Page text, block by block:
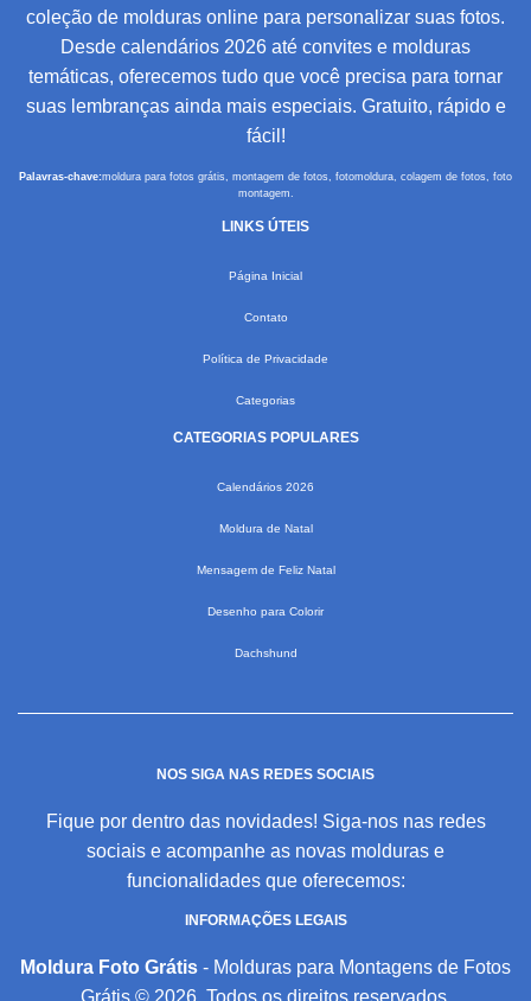
coleção de molduras online para personalizar suas fotos.
Desde calendários 2026 até convites e molduras
temáticas, oferecemos tudo que você precisa para tornar
suas lembranças ainda mais especiais. Gratuito, rápido e
fácil!
Palavras-chave:moldura para fotos grátis, montagem de fotos, fotomoldura, colagem de fotos, foto
montagem.
LINKS ÚTEIS
Página Inicial
Contato
Política de Privacidade
Categorias
CATEGORIAS POPULARES
Calendários 2026
Moldura de Natal
Mensagem de Feliz Natal
Desenho para Colorir
Dachshund
NOS SIGA NAS REDES SOCIAIS
Fique por dentro das novidades! Siga-nos nas redes
sociais e acompanhe as novas molduras e
funcionalidades que oferecemos:
INFORMAÇÕES LEGAIS
Moldura Foto Grátis - Molduras para Montagens de Fotos
Grátis © 2026. Todos os direitos reservados.